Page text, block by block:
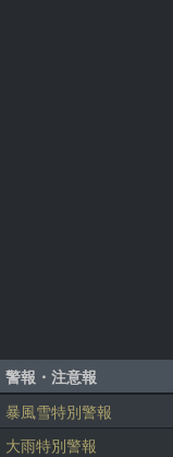
警報・注意報
暴風雪特別警報
大雨特別警報